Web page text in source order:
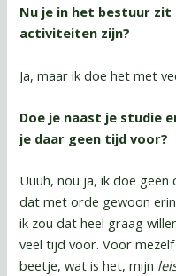
Nu je in het bestuur
activiteiten zijn?
Ja, maar ik doe het met
Doe je naast je studie
je daar geen tijd voor?
Uuuh, nou ja, ik doe
dat met orde gewoon
ik zou dat heel graag
veel tijd voor. Voor
beetje, wat is het, mijn